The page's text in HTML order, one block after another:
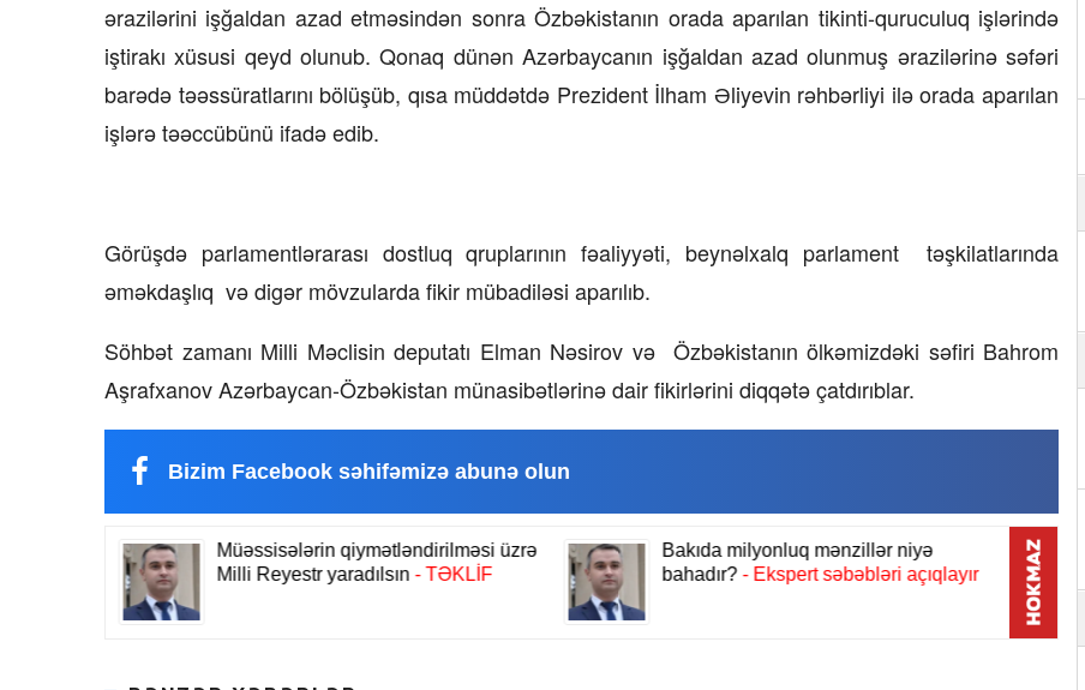
ərazilərini işğaldan azad etməsindən sonra Özbəkistanın orada aparılan tikinti-quruculuq işlərində
iştirakı xüsusi qeyd olunub. Qonaq dünən Azərbaycanın işğaldan azad olunmuş ərazilərinə səfəri
barədə təəssüratlarını bölüşüb, qısa müddətdə Prezident İlham Əliyevin rəhbərliyi ilə orada aparılan
işlərə təəccübünü ifadə edib.
Görüşdə parlamentlərarası dostluq qruplarının fəaliyyəti, beynəlxalq parlament təşkilatlarında
əməkdaşlıq və digər mövzularda fikir mübadiləsi aparılıb.
Söhbət zamanı Milli Məclisin deputatı Elman Nəsirov və Özbəkistanın ölkəmizdəki səfiri Bahrom
Aşrafxanov Azərbaycan-Özbəkistan münasibətlərinə dair fikirlərini diqqətə çatdırıblar.
Bizim Facebook səhifəmizə abunə olun